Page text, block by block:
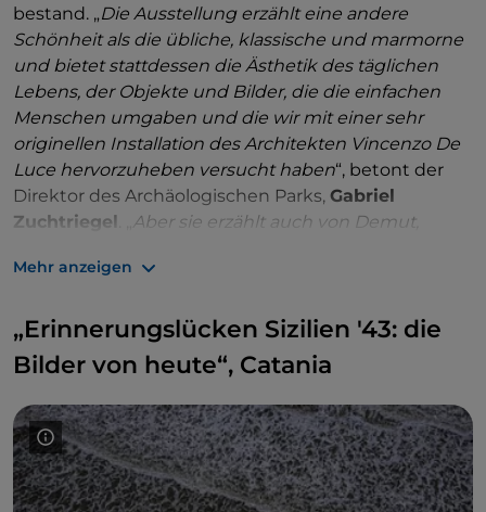
bestand. „Die Ausstellung erzählt eine andere
Schönheit als die übliche, klassische und marmorne
und bietet stattdessen die Ästhetik des täglichen
Lebens, der Objekte und Bilder, die die einfachen
Menschen umgaben und die wir mit einer sehr
originellen Installation des Architekten Vincenzo De
Luce hervorzuheben versucht haben“, betont der
Direktor des Archäologischen Parks, Gabriel
Zuchtriegel
Aber sie erzählt auch von Demut,
verstehen, warum viele Menschen in dieser Zeit
Gebührenpflichtiger Eintritt, bis zum 15. Dezember
2024.
Mehr anzeigen
„Erinnerungslücken Sizilien '43: die
Bilder von heute“, Catania